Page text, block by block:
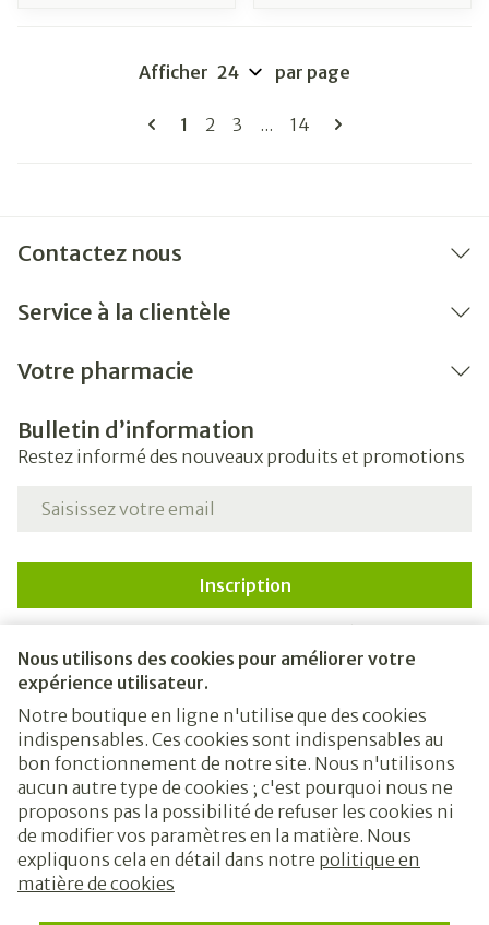
Nous utilisons des cookies pour améliorer votre
expérience utilisateur.
Notre boutique en ligne n'utilise que des cookies
indispensables. Ces cookies sont indispensables au
bon fonctionnement de notre site. Nous n'utilisons
aucun autre type de cookies ; c'est pourquoi nous ne
proposons pas la possibilité de refuser les cookies ni
de modifier vos paramètres en la matière. Nous
expliquons cela en détail dans notre politique en
matière de cookies
Pages
Vous lisez actuellement la page
1 Page
2 Page
3 ... Page
14
Afficher par page
Contactez nous
Service à la clientèle
Votre pharmacie
Bulletin d’information
Restez informé des nouveaux produits et promotions
Adresse mail
Inscription
newsletter et acceptez notrepolitique de confidentialité
Liens légaux